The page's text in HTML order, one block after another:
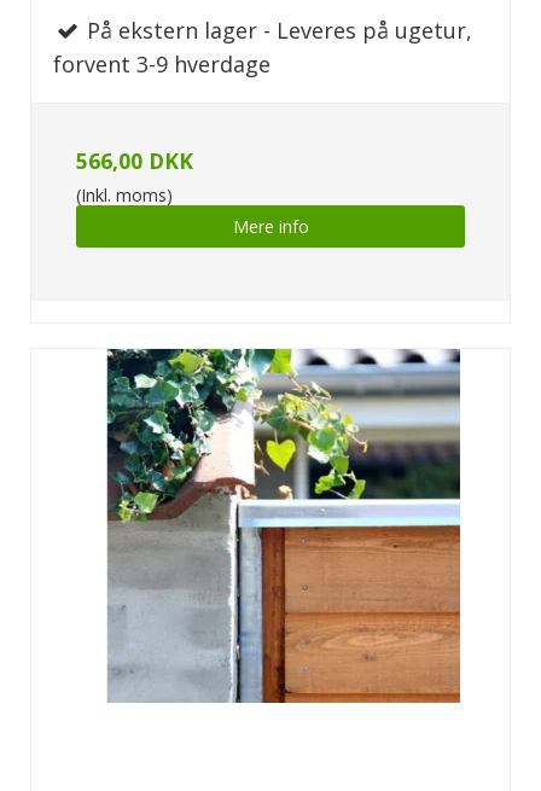
På ekstern lager - Leveres på ugetur,
forvent 3-9 hverdage
566,00 DKK
(Inkl. moms)
Mere info